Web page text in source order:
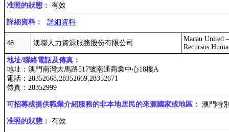
准照的狀態： 有效
詳細資料： 詳細資料
48 澳聯人力資源服務股份有限公司
Macau United
Recursos
地址/聯絡電話及傳真：
地址：澳門南灣大馬路517號南通商業中心18樓A
電話：28352668,28352669,28352671
傳真：28352999
可招募或提供職業介紹服務的非本地居民的來源國家或地區： 澳門特
准照的狀態： 有效